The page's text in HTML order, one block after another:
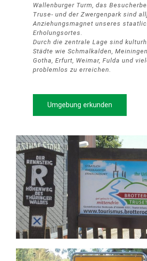
Wallenburger Turm, das
Truse- und der Zwergenpark sind
Anziehungsmagnet unseres
Erholungsortes.
Durch die zentrale Lage sind
Städte wie Schmalkalden,
Gotha, Erfurt, Weimar, Fulda und
problemlos zu erreichen.
Umgebung erkunden